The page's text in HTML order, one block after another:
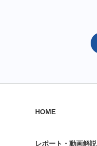
HOME
レポート・動画解説